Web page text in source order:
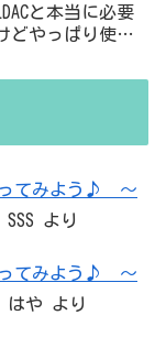
と本当に必要
どやっぱり使っ
ンプルだった
ってみよう♪ ～
SSS より
ってみよう♪ ～
はや より